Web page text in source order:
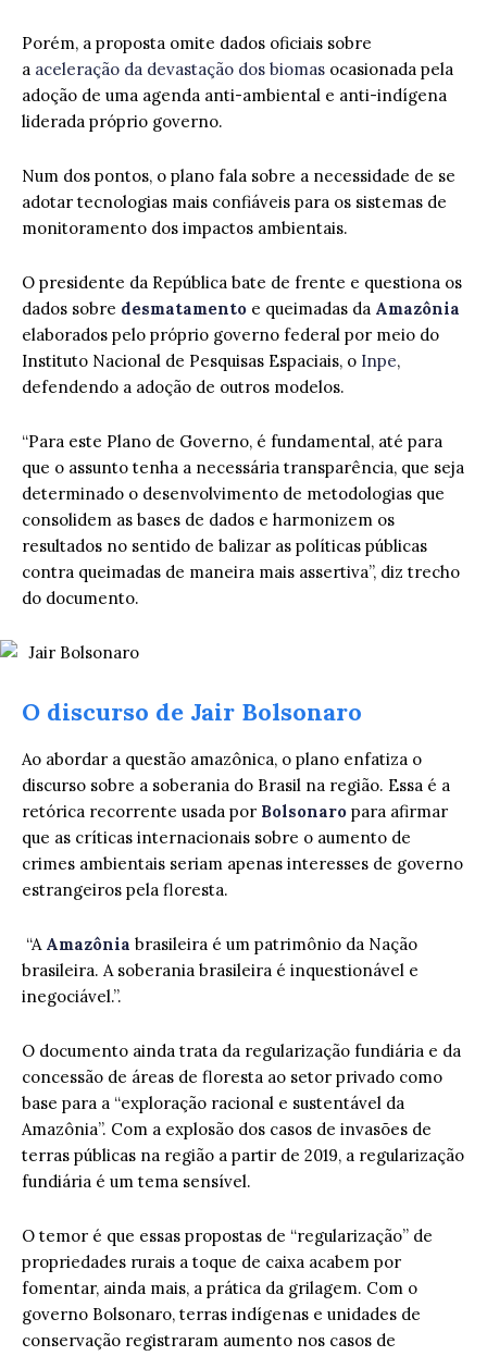
Porém, a proposta omite dados oficiais sobre
a aceleração da devastação dos biomas ocasionada pela
adoção de uma agenda anti-ambiental e anti-indígena
liderada próprio governo.
Num dos pontos, o plano fala sobre a necessidade de se
adotar tecnologias mais confiáveis para os sistemas de
monitoramento dos impactos ambientais.
O presidente da República bate de frente e questiona os
dados sobre desmatamento e queimadas da Amazônia
elaborados pelo próprio governo federal por meio do
Instituto Nacional de Pesquisas Espaciais, o Inpe,
defendendo a adoção de outros modelos.
“Para este Plano de Governo, é fundamental, até para
que o assunto tenha a necessária transparência, que seja
determinado o desenvolvimento de metodologias que
consolidem as bases de dados e harmonizem os
resultados no sentido de balizar as políticas públicas
contra queimadas de maneira mais assertiva”, diz trecho
do documento.
O discurso de Jair Bolsonaro
Ao abordar a questão amazônica, o plano enfatiza o
discurso sobre a soberania do Brasil na região. Essa é a
retórica recorrente usada por Bolsonaro para afirmar
que as críticas internacionais sobre o aumento de
crimes ambientais seriam apenas interesses de governo
estrangeiros pela floresta.
“A Amazônia brasileira é um patrimônio da Nação
brasileira. A soberania brasileira é inquestionável e
inegociável.”.
O documento ainda trata da regularização fundiária e da
concessão de áreas de floresta ao setor privado como
base para a “exploração racional e sustentável da
Amazônia”. Com a explosão dos casos de invasões de
terras públicas na região a partir de 2019, a regularização
fundiária é um tema sensível.
O temor é que essas propostas de “regularização” de
propriedades rurais a toque de caixa acabem por
fomentar, ainda mais, a prática da grilagem. Com o
governo Bolsonaro, terras indígenas e unidades de
conservação registraram aumento nos casos de